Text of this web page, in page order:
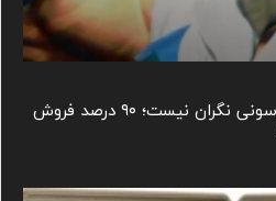
کپکام از آینده بدون دیسک سونی نگران نیست؛ ۹۰ درصد فروش